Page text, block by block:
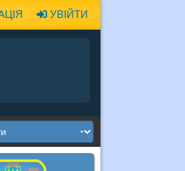
УВІЙТИ